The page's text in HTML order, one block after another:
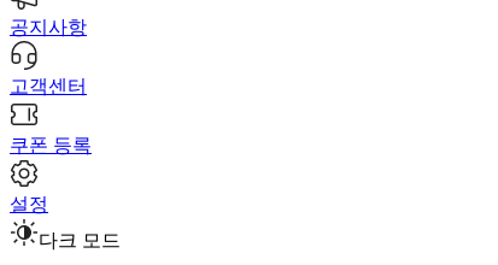
공지사항
고객센터
쿠폰 등록
설정
다크 모드